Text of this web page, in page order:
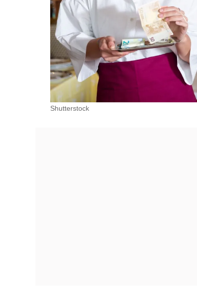
Shutterstock